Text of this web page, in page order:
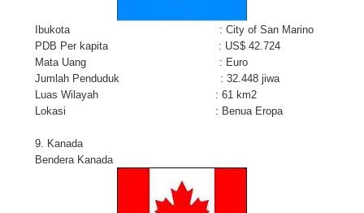
Ibukota : City of San Marino
PDB Per kapita : US$ 42.724
Mata Uang : Euro
Jumlah Penduduk : 32.448 jiwa
Luas Wilayah : 61 km2
Lokasi : Benua Eropa
9. Kanada
Bendera Kanada